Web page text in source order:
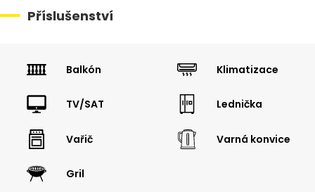
Příslušenství
Balkón Klimatizace
TV/SAT Lednička
Vařič Varná konvice
Gril